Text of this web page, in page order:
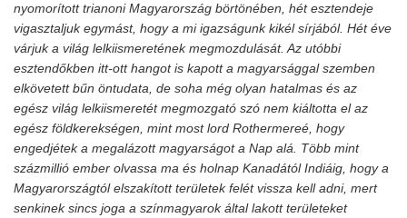
nyomorított trianoni Magyarország börtönében, hét esztendeje
vigasztaljuk egymást, hogy a mi igazságunk kikél sírjából. Hét éve
várjuk a világ lelkiismeretének megmozdulását. Az utóbbi
esztendőkben itt-ott hangot is kapott a magyarsággal szemben
elkövetett bűn öntudata, de soha még olyan hatalmas és az
egész világ lelkiismeretét megmozgató szó nem kiáltotta el az
egész földkerekségen, mint most lord Rothermereé, hogy
engedjétek a megalázott magyarságot a Nap alá. Több mint
százmillió ember olvassa ma és holnap Kanadától Indiáig, hogy a
Magyarországtól elszakított területek felét vissza kell adni, mert
senkinek sincs joga a színmagyarok által lakott területeket